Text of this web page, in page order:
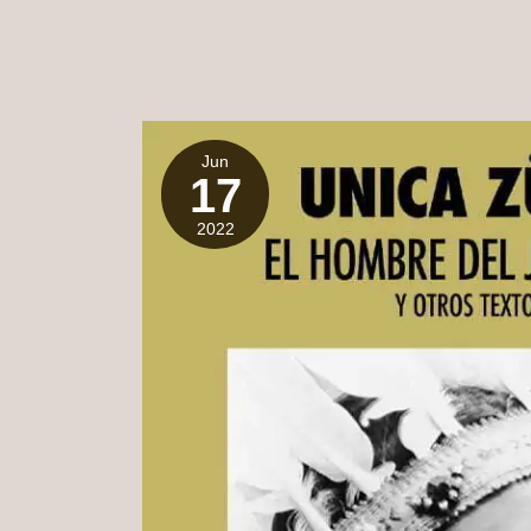
Jun
17
2022